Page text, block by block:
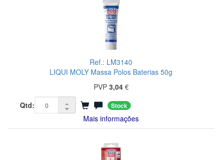
Ref.: LM3140
LIQUI MOLY Massa Polos Baterias 50g
PVP 3,04€
Qtd:
Stock
Mais informações